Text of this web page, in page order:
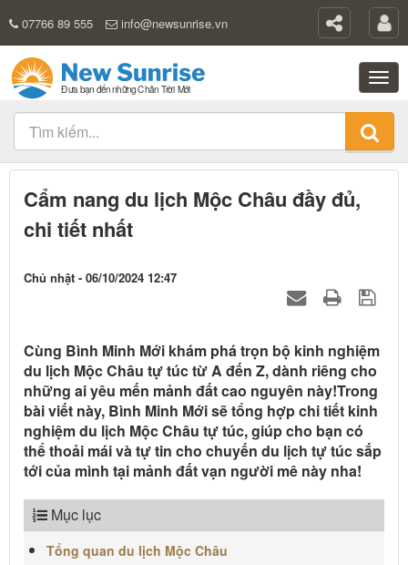
07766 89 555 info@newsunrise.vn
Cẩm nang du lịch Mộc Châu đầy đủ,
chi tiết nhất
Chủ nhật - 06/10/2024 12:47
Cùng Bình Minh Mới khám phá trọn bộ kinh nghiệm
du lịch Mộc Châu tự túc từ A đến Z, dành riêng cho
những ai yêu mến mảnh đất cao nguyên này!Trong
bài viết này, Bình Minh Mới sẽ tổng hợp chi tiết kinh
nghiệm du lịch Mộc Châu tự túc, giúp cho bạn có
thể thoải mái và tự tin cho chuyến du lịch tự túc sắp
tới của mình tại mảnh đất vạn người mê này nha!
Mục lục
Tổng quan du lịch Mộc Châu